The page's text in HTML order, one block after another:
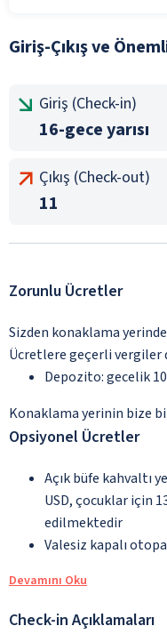
Giriş-Çıkış ve
Giriş (Check-in)
16-gece yarısı
Çıkış (Check-out)
11
Zorunlu Ücretler
Sizden konaklama
Ücretlere geçerli vergiler
Depozito: gecelik
Konaklama yerinin bize
Opsiyonel Ücretler
Açık büfe kahvaltı
USD, çocuklar için
edilmektedir
Valesiz kapalı
Devamını Oku
Check-in Açıklamaları